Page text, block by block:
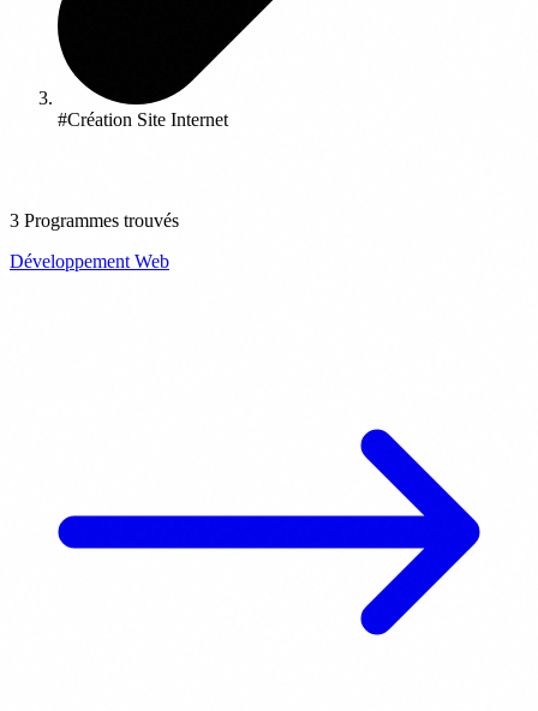
#Création Site Internet
3 Programmes trouvés
Développement Web